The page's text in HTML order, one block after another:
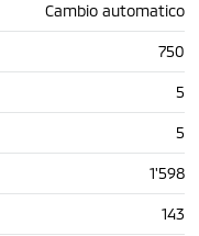
Cambio automatico
750
5
5
1'598
143